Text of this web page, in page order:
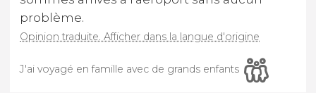
problème.
Opinion traduite. Afficher dans la langue d'origine
J'ai voyagé en famille avec de grands enfants